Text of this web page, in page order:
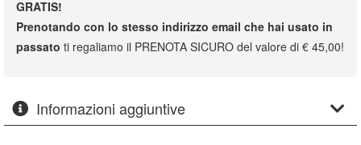
GRATIS!
Prenotando con lo stesso indirizzo email che hai usato in
passato ti regaliamo il PRENOTA SICURO del valore di € 45,00!
Informazioni aggiuntive